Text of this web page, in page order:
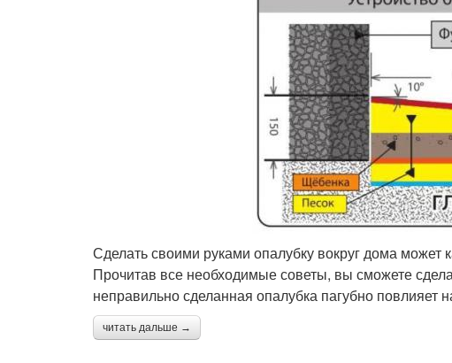
Сделать своими руками опалубку вокруг дома
Прочитав все необходимые советы, вы сможете
неправильно сделанная опалубка пагубно повлияет
читать дальше →